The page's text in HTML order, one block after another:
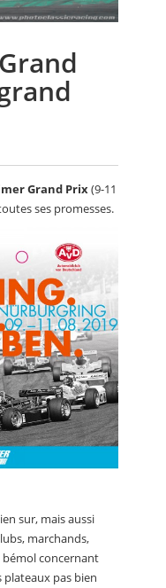
Grand Prix(9-11
ses promesses.
sur, mais aussi
marchands,
concernant
plateaux pas bien